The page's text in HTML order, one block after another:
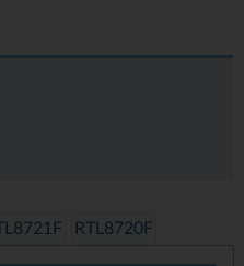
RTL8720F